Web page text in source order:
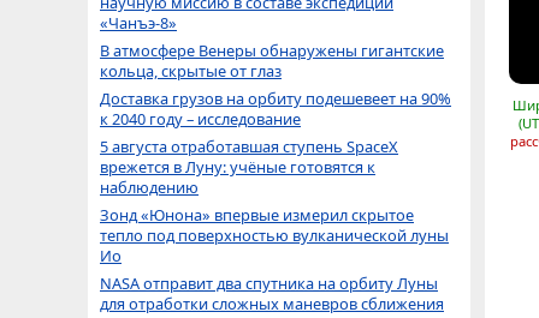
«Чанъэ-8»
В атмосфере Венеры обнаружены гигантские
кольца, скрытые от глаз
Доставка грузов на орбиту подешевеет на 90%
к 2040 году – исследование
5 августа отработавшая ступень SpaceX
врежется в Луну: учёные готовятся к
наблюдению
Зонд «Юнона» впервые измерил скрытое
тепло под поверхностью вулканической луны
Ио
NASA отправит два спутника на орбиту Луны
для отработки сложных маневров сближения